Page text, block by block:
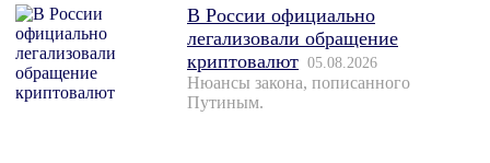
В России официально
легализовали обращение
криптовалют 05.08.2026
Нюансы закона, пописанного
Путиным.